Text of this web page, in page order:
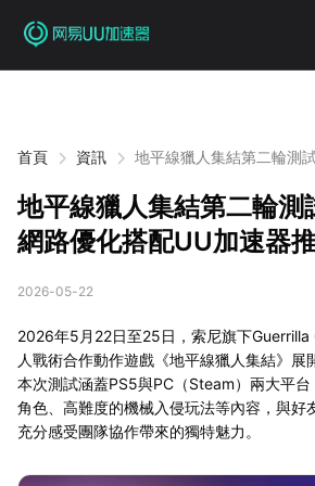
首頁 資訊
地平線獵人集結第二輪測
地平線獵人集結第二輪測
網路優化搭配UU加速器
2026-05-22
2026年5月22日至25日，索尼旗下Guerrilla
人戰術合作動作遊戲《地平線獵人集結》展
本次測試涵蓋PS5與PC（Steam）兩大平台
角色、高難度的機械入侵玩法等內容，與好
充分感受團隊協作帶來的獨特魅力。